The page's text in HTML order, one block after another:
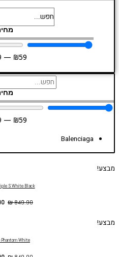
₪59
—
₪59
—
Balenciaga
מבצע!
S White Black
₪849.90
מבצע!
Phantom White